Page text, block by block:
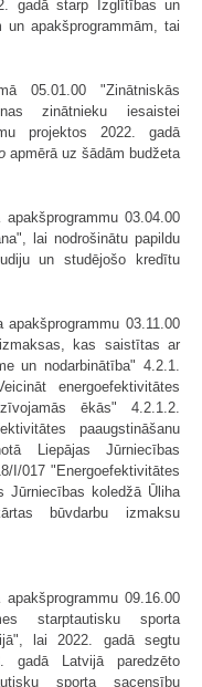
gadā starp Izglītības un
un apakšprogrammām, tai
05.01.00 "Zinātniskās
zinātnieku iesaistei
projektos 2022. gadā
apmērā uz šādām budžeta
03.04.00
lai nodrošinātu papildu
un studējošo kredītu
03.11.00
kas saistītas ar
un nodarbinātība" 4.2.1.
energoefektivitātes
ēkās" 4.2.1.2.
paaugstināšanu
Liepājas Jūrniecības
I/017 "Energoefektivitātes
Jūrniecības koledžā Ūliha
būvdarbu izmaksu
09.16.00
starptautisku sporta
lai 2022. gadā segtu
gadā Latvijā paredzēto
sporta sacensību